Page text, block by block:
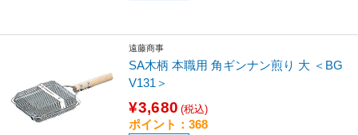
遠藤商事
SA木柄 本職用 角ギンナン煎り 大 ＜BG
V131＞
¥3,680 (税込)
ポイント：368